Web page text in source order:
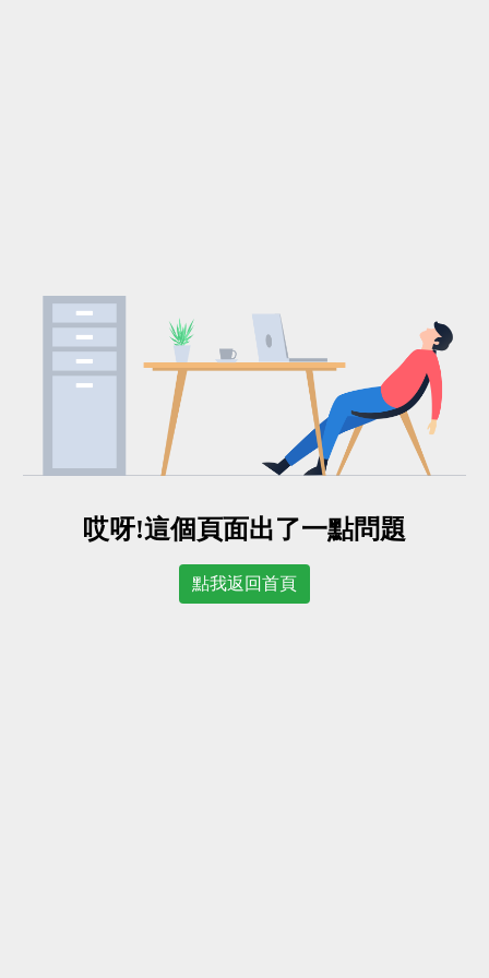
哎呀!這個頁面出了一點問題
點我返回首頁